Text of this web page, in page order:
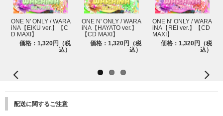
ONE N' ONLY / WARA
iNA【EIKU ver.】【C
D MAXI】
価格：1,320円（税
込）
ONE N' ONLY / WARA
iNA【HAYATO ver.】
【CD MAXI】
価格：1,320円（税
込）
ONE N' ONLY / WARA
iNA【REI ver.】【CD
MAXI】
価格：1,320円（税
込）
配送に関するご注意